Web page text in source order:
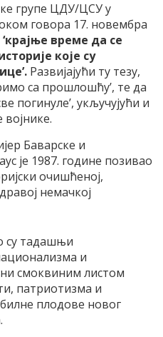
групе ЦДУ/ЦСУ у
говора 17. новембра
‘крајње време да се
које су
Развијајући ту тезу,
са прошлошћу’, те да
погинуле’, укључујући и
Баварске и
је 1987. године позивао
очишћеној,
немачкој
су тадашњи
и
смоквиним листом
патриотизма и
плодове новог